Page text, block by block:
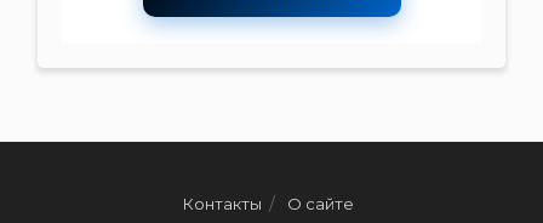
Контакты О сайте